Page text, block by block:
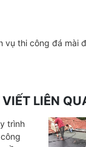
vụ thi công đá mài
LIÊN
trình